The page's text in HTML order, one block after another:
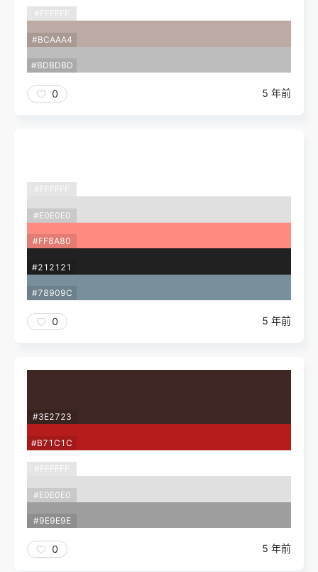
#FFFFFF
#BCAAA4
#BDBDBD
0 5 年前
#FFFFFF
#E0E0E0
#FF8A80
#212121
#78909C
0 5 年前
#3E2723
#B71C1C
#FFFFFF
#E0E0E0
#9E9E9E
0 5 年前